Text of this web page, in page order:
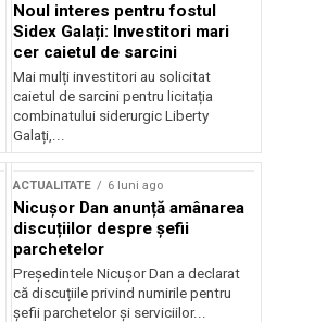
Noul interes pentru fostul
Sidex Galați: Investitori mari
cer caietul de sarcini
Mai mulți investitori au solicitat
caietul de sarcini pentru licitația
combinatului siderurgic Liberty
Galați,...
ACTUALITATE 6 luni ago
Nicușor Dan anunță amânarea
discuțiilor despre șefii
parchetelor
Președintele Nicușor Dan a declarat
că discuțiile privind numirile pentru
șefii parchetelor și serviciilor...